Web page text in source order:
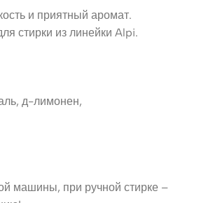
и приятный аромат.
стирки из линейки Alpi.
д-лимонен,
машины, при ручной стирке –